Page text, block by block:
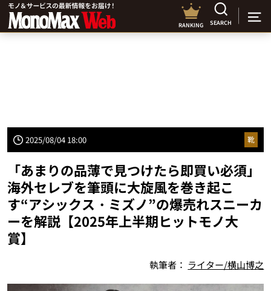
RANKING SEARCH
2025/08/04 18:00 靴
「あまりの品薄で見つけたら即買い必須」
海外セレブを筆頭に大旋風を巻き起こ
す“アシックス・ミズノ”の爆売れスニーカ
ーを解説【2025年上半期ヒットモノ大
賞】
執筆者： ライター/横山博之